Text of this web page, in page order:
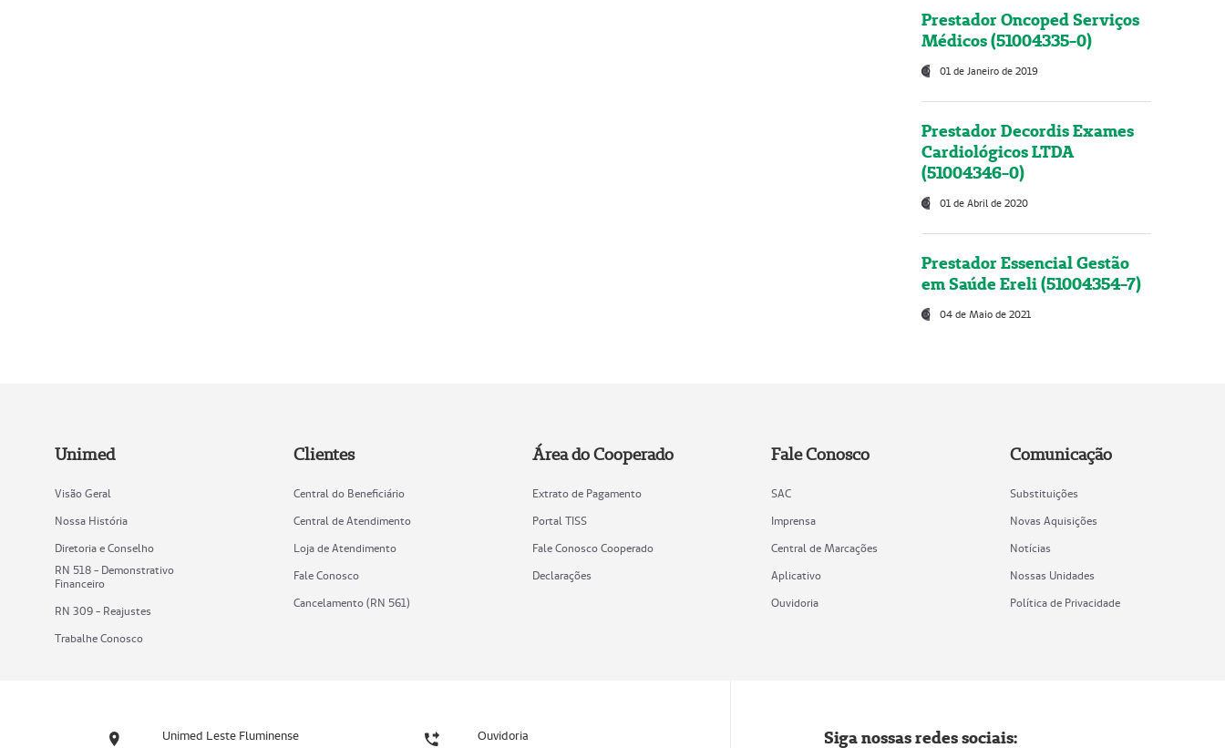
Prestador Oncoped Serviços
Médicos (51004335-0)
01 de Janeiro de 2019
Prestador Decordis Exames
Cardiológicos LTDA
(51004346-0)
01 de Abril de 2020
Prestador Essencial Gestão
em Saúde Ereli (51004354-7)
04 de Maio de 2021
Unimed
Visão Geral
Nossa História
Diretoria e Conselho
RN 518 - Demonstrativo
Financeiro
RN 309 - Reajustes
Trabalhe Conosco
Clientes
Central do Beneficiário
Central de Atendimento
Loja de Atendimento
Fale Conosco
Cancelamento (RN 561)
Área do Cooperado
Extrato de Pagamento
Portal TISS
Fale Conosco Cooperado
Declarações
Fale Conosco
SAC
Imprensa
Central de Marcações
Aplicativo
Ouvidoria
Comunicação
Substituições
Novas Aquisições
Notícias
Nossas Unidades
Política de Privacidade
Unimed Leste Fluminense Ouvidoria Siga nossas redes sociais: